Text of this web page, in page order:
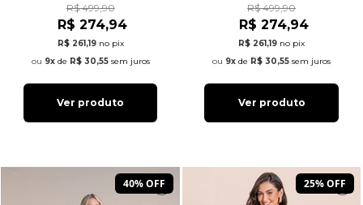
R$ 499,90
R$ 274,94
R$ 261,19 no pix
9xde R$ 30,55sem juros
Ver produto
R$ 499,90
R$ 274,94
R$ 261,19 no pix
9x de R$ 30,55 sem juros
Ver produto
40% OFF 25% OFF